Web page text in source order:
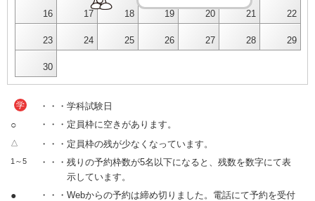
16 17 18 19 20 21 22
23 24 25 26 27 28 29
30
学 ・・・学科試験日
○ ・・・定員枠に空きがあります。
△ ・・・定員枠の残が少なくなっています。
1～5
・・・残りの予約枠数が5名以下になると、残数を数字にて表
示しています。
●
・・・Webからの予約は締め切りました。電話にて予約を受付